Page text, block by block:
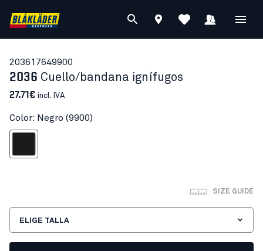
203617649900
2036 Cuello/bandana ignífugos
27.71€ incl. IVA
Color: Negro (9900)
SIZE GUIDE
ELIGE TALLA